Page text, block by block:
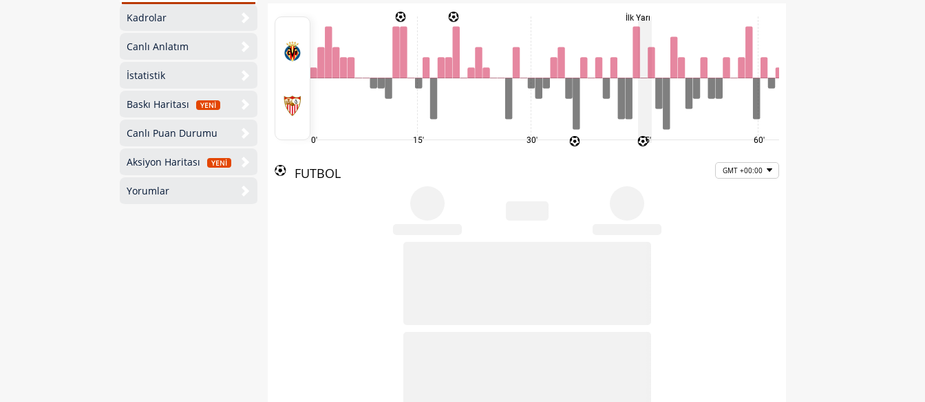
Kadrolar
Canlı Anlatım
İstatistik
Baskı Haritası YENİ
Canlı Puan Durumu
Aksiyon Haritası YENİ
Yorumlar
0' 15' 30'
İlk Yarı
45' 60'
FUTBOL GMT +00:00